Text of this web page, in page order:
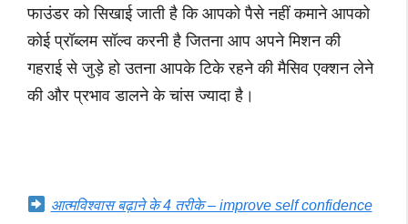
फाउंडर को सिखाई जाती है कि आपको पैसे नहीं कमाने आपको
कोई प्रॉब्लम सॉल्व करनी है जितना आप अपने मिशन की
गहराई से जुड़े हो उतना आपके टिके रहने की मैसिव एक्शन लेने
की और प्रभाव डालने के चांस ज्यादा है।
आत्मविश्वास बढ़ाने के 4 तरीके – improve self confidence